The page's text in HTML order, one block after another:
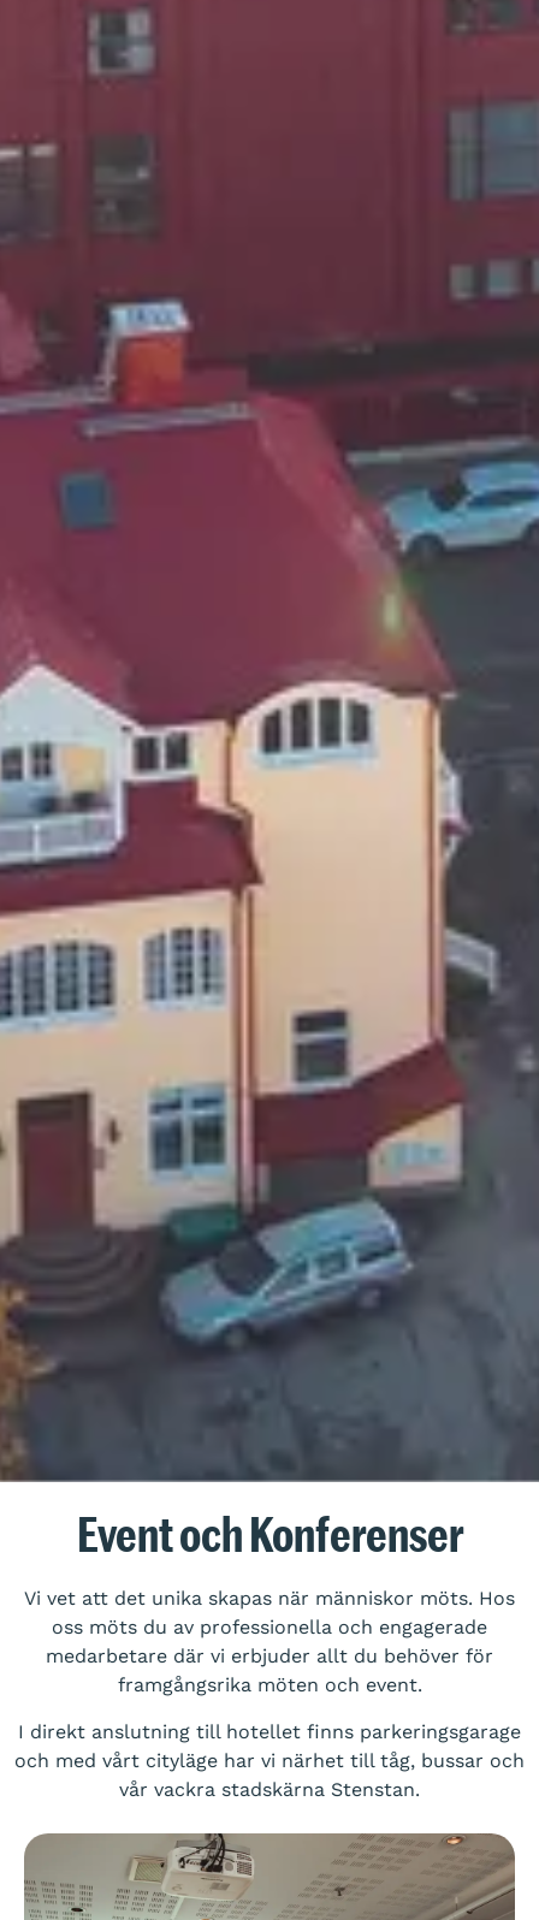
Event och Konferenser
Vi vet att det unika skapas när människor möts. Hos
oss möts du av professionella och engagerade
medarbetare där vi erbjuder allt du behöver för
framgångsrika möten och event.
I direkt anslutning till hotellet finns parkeringsgarage
och med vårt cityläge har vi närhet till tåg, bussar och
vår vackra stadskärna Stenstan.